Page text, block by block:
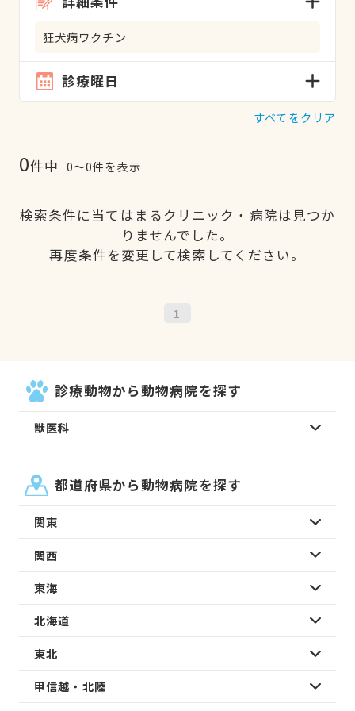
狂犬病ワクチン
診療曜日
すべてをクリア
0件中 0〜0件を表示
検索条件に当てはまるクリニック・病院は見つか
りませんでした。
再度条件を変更して検索してください。
1
診療動物から動物病院を探す
獣医科
都道府県から動物病院を探す
関東
関西
東海
北海道
東北
甲信越・北陸